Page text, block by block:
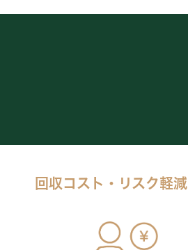
回収コスト・リスク軽減